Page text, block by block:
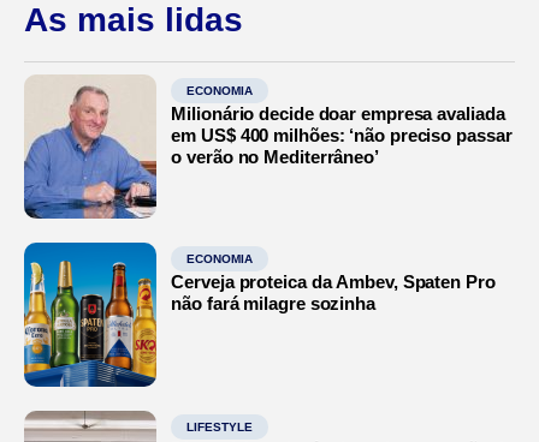
As mais lidas
ECONOMIA
Milionário decide doar empresa avaliada
em US$ 400 milhões: ‘não preciso passar
o verão no Mediterrâneo’
ECONOMIA
Cerveja proteica da Ambev, Spaten Pro
não fará milagre sozinha
LIFESTYLE